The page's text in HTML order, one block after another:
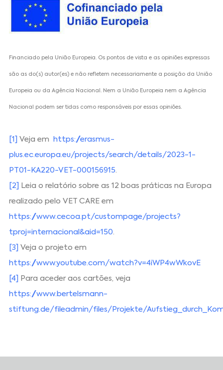
Financiado pela União Europeia. Os pontos de vista e as opiniões expressas
são as do(s) autor(es) e não refletem necessariamente a posição da União
Europeia ou da Agência Nacional. Nem a União Europeia nem a Agência
Nacional podem ser tidas como responsáveis por essas opiniões.
[1] Veja em https://erasmus-
plus.ec.europa.eu/projects/search/details/2023-1-
PT01-KA220-VET-000156915.
[2] Leia o relatório sobre as 12 boas práticas na Europa
realizado pelo VET CARE em
https://www.cecoa.pt/custompage/projects?
tproj=internacional&aid=150.
[3] Veja o projeto em
https://www.youtube.com/watch?v=4iWP4wWkovE
[4] Para aceder aos cartões, veja
https://www.bertelsmann-
stiftung.de/fileadmin/files/Projekte/